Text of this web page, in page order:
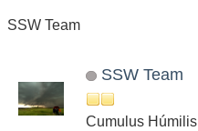
SSW Team
SSW Team
Cumulus Húmilis